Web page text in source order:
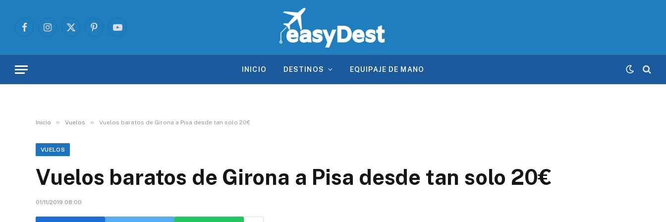
FacebookInstagram
X
PinterestYouTube
INICIO DESTINOS EQUIPAJE DE MANO
Inicio » Vuelos » Vuelos baratos de Girona a Pisa desde tan solo 20€
VUELOS
Vuelos baratos de Girona a Pisa desde tan solo 20€
01/11/2019 08:00